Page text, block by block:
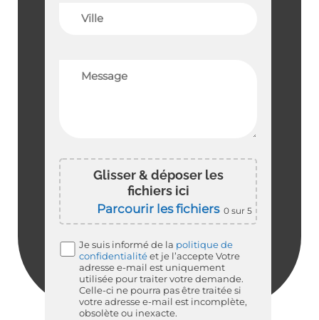
Glisser & déposer les
fichiers ici
Parcourir les fichiers 0 sur 5
Je suis informé de la politique de
confidentialitéet je l’accepteVotre
adresse e-mail est uniquement
utilisée pour traiter votre demande.
Celle-ci ne pourra pas être traitée si
votre adresse e-mail est incomplète,
obsolète ou inexacte.